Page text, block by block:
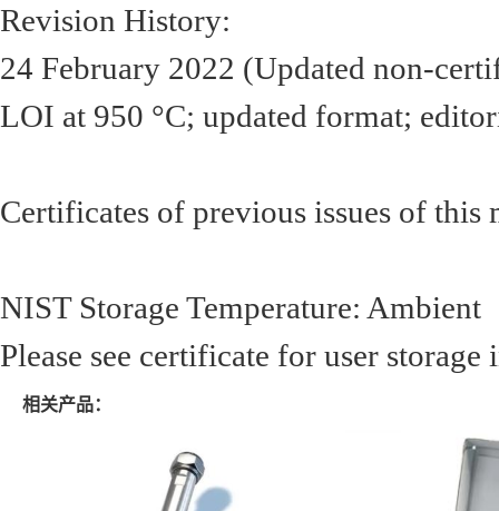
Revision History:
24 February 2022 (Updated non-
LOI at 950 °C; updated format;
Certificates of previous issues of this
NIST Storage Temperature: Ambient
Please see certificate for user
相关产品：